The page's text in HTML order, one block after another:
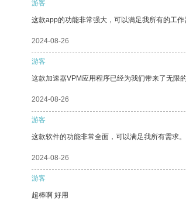
游客
这款app的功能非常强大，可以满足我所有的工作
2024-08-26
游客
这款加速器VPM应用程序已经为我们带来了无限
2024-08-26
游客
这款软件的功能非常全面，可以满足我所有需求。
2024-08-26
游客
超棒啊 好用